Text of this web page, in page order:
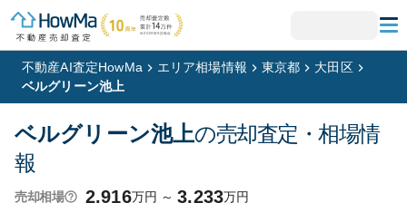
不動産AI査定HowMa エリア相場情報 東京都
大田区
ベルグリーン池上
ベルグリーン池上の売却査定・相場情
報
売却相場 2,916万円 ～ 3,233万円